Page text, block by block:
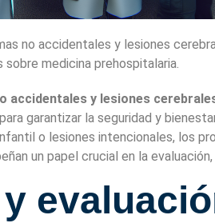
no accidentales y lesiones
sobre medicina prehospitalaria.
accidentales y lesiones
garantizar la seguridad y
o lesiones intencionales, los
un papel crucial en la